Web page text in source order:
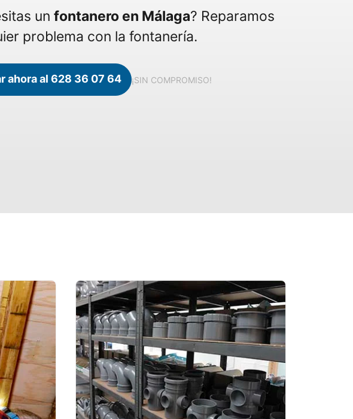
un fontanero en Málaga? Reparamos
problema con la fontanería.
ahora al 628 36 07 64 ¡SIN COMPROMISO!